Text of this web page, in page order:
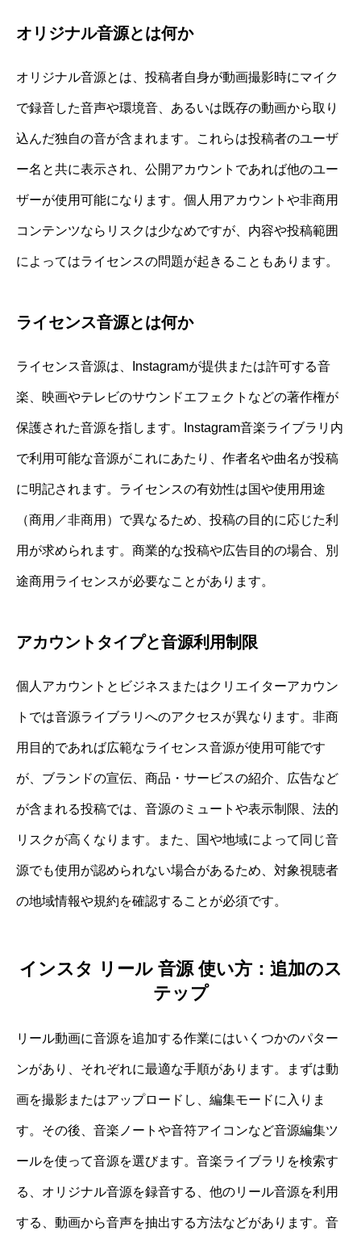
オリジナル音源とは何か
オリジナル音源とは、投稿者自身が動画撮影時にマイク
で録音した音声や環境音、あるいは既存の動画から取り
込んだ独自の音が含まれます。これらは投稿者のユーザ
ー名と共に表示され、公開アカウントであれば他のユー
ザーが使用可能になります。個人用アカウントや非商用
コンテンツならリスクは少なめですが、内容や投稿範囲
によってはライセンスの問題が起きることもあります。
ライセンス音源とは何か
ライセンス音源は、Instagramが提供または許可する音
楽、映画やテレビのサウンドエフェクトなどの著作権が
保護された音源を指します。Instagram音楽ライブラリ内
で利用可能な音源がこれにあたり、作者名や曲名が投稿
に明記されます。ライセンスの有効性は国や使用用途
（商用／非商用）で異なるため、投稿の目的に応じた利
用が求められます。商業的な投稿や広告目的の場合、別
途商用ライセンスが必要なことがあります。
アカウントタイプと音源利用制限
個人アカウントとビジネスまたはクリエイターアカウン
トでは音源ライブラリへのアクセスが異なります。非商
用目的であれば広範なライセンス音源が使用可能です
が、ブランドの宣伝、商品・サービスの紹介、広告など
が含まれる投稿では、音源のミュートや表示制限、法的
リスクが高くなります。また、国や地域によって同じ音
源でも使用が認められない場合があるため、対象視聴者
の地域情報や規約を確認することが必須です。
インスタ リール 音源 使い方：追加のス
テップ
リール動画に音源を追加する作業にはいくつかのパター
ンがあり、それぞれに最適な手順があります。まずは動
画を撮影またはアップロードし、編集モードに入りま
す。その後、音楽ノートや音符アイコンなど音源編集ツ
ールを使って音源を選びます。音楽ライブラリを検索す
る、オリジナル音源を録音する、他のリール音源を利用
する、動画から音声を抽出する方法などがあります。音